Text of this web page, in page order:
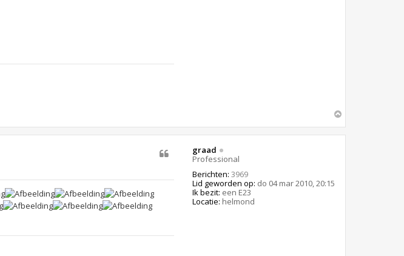
h
graad
Professional
Berichten: 3969
Lid geworden op: do 04 mar 2010, 20:15
Ik bezit: een E23
Locatie: helmond